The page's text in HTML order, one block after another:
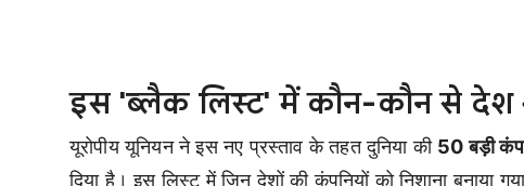
इस 'ब्लैक लिस्ट' में कौन-कौन से देश
यूरोपीय यूनियन ने इस नए प्रस्ताव के तहत दुनिया की 50 बड़ी
दिया है। इस लिस्ट में जिन देशों की कंपनियों को निशाना बनाया